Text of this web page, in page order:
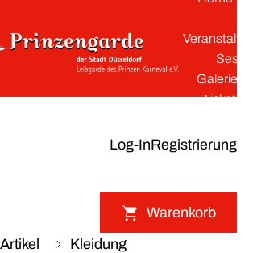
Galerie
Tickets
Log-InRegistrierung
Kleidung
Warenkorb